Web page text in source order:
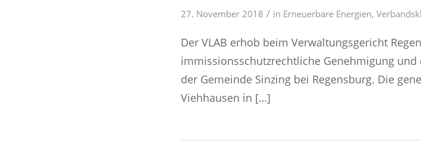
27. November 2018 / in Erneuerbare Energien,
Der VLAB erhob beim Verwaltungsgericht
immissionsschutzrechtliche Genehmigung
der Gemeinde Sinzing bei Regensburg. Die
Viehhausen in […]